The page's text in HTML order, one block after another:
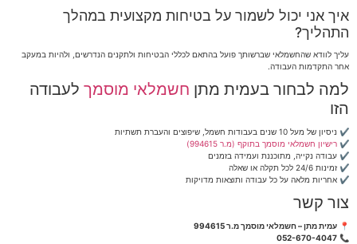
איך אני יכול לשמור על בטיחות מקצועית במהלך
התהליך?
עליך לוודא שהחשמלאי שברשותך פועל בהתאם לכללי הבטיחות ולתקנים הנדרשים, ולהיות במעקב
אחר התקדמות העבודה.
למה לבחור בעמית מתן חשמלאי מוסמך לעבודה
הזו
✔️ ניסיון של מעל 10 שנים בעבודות חשמל, שיפוצים והעברת תשתיות
✔️ רישיון חשמלאי מוסמך בתוקף (מ.ר 994615)
✔️ עבודה נקייה, מתוכננת ועמידה בזמנים
✔️ זמינות 24/6 לכל תקלה או שאלה
✔️ אחריות מלאה על כל עבודה ותוצאות מדויקות
צור קשר
📍 עמית מתן – חשמלאי מוסמך מ.ר 994615
📞
052-670-4047